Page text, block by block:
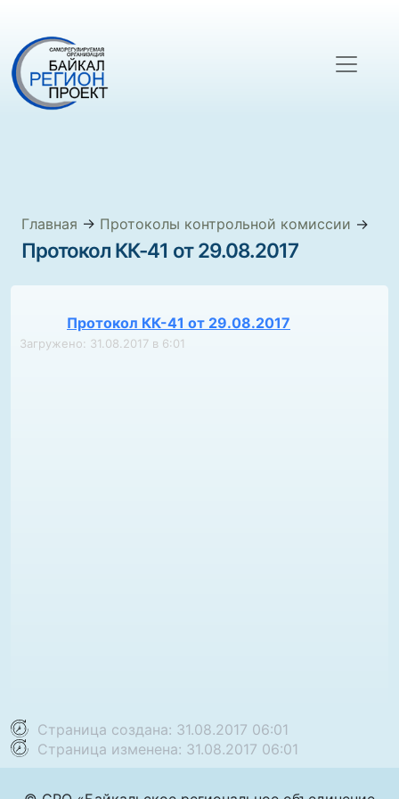
Главная → Протоколы контрольной комиссии →
Протокол КК-41 от 29.08.2017
Протокол КК-41 от 29.08.2017
Загружено: 31.08.2017 в 6:01
Страница создана: 31.08.2017 06:01
Страница изменена: 31.08.2017 06:01